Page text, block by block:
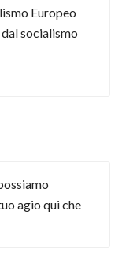
Europeo
socialismo
agio qui che